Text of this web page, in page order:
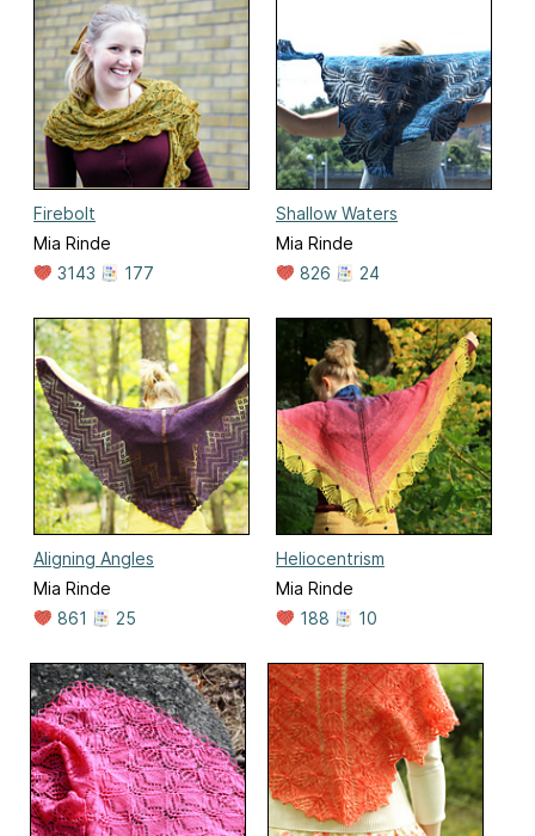
Firebolt
Mia Rinde
3143
177
Shallow Waters
Mia Rinde
826
24
Aligning Angles
Mia Rinde
861
25
Heliocentrism
Mia Rinde
188
10